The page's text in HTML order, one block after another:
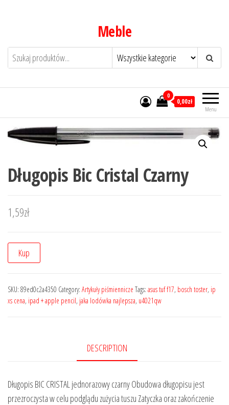
Meble
Menu
0
0,00zł
Długopis Bic Cristal Czarny
1,59zł
Kup
SKU: 89ed0c2a4350 Category: Artykuły piśmiennicze Tags: asus tuf f17, bosch toster, ip
xs cena, ipad + apple pencil, jaka lodówka najlepsza, u4021qw
DESCRIPTION
Długopis BIC CRISTAL jednorazowy czarny Obudowa długopisu jest
przezroczysta w celu podglądu zużycia tuszu Zatyczka oraz zakończenie